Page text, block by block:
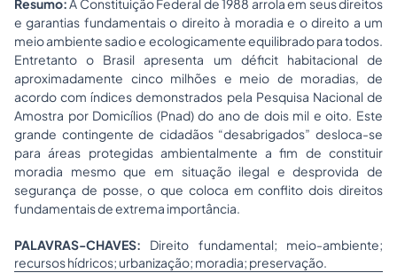
Resumo:A Constituição Federal de 1988 arrola em seus direitos
e garantias fundamentais o direito à moradia e o direito a um
meio ambiente sadio e ecologicamente equilibrado para todos.
Entretanto o Brasil apresenta um déficithabitacional de
aproximadamente cinco milhões e meio de moradias, de
acordo com índices demonstrados pela Pesquisa Nacional de
Amostra por Domicílios (Pnad) do ano de dois mil e oito. Este
grande contingente de cidadãos “desabrigados” desloca-se
para áreas protegidas ambientalmente a fim de constituir
moradia mesmo que em situação ilegal e desprovida de
segurança de posse, o que coloca em conflito dois direitos
fundamentais de extrema importância.
PALAVRAS-CHAVES: Direito fundamental; meio-ambiente;
recursos hídricos; urbanização; moradia; preservação.